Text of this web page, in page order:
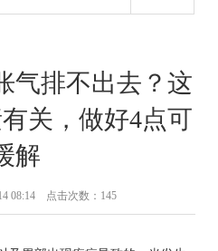
气排不出去？这
关，做好4点可
解
08:14 点击次数：145